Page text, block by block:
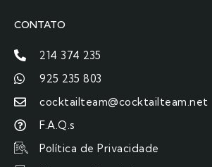
CONTATO
214 374 235
925 235 803
cocktailteam@cocktailteam.net
F.A.Q.s
Política de Privacidade